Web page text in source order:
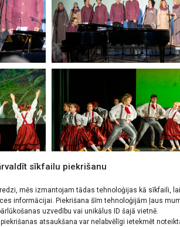
sīkfailu piekrišanu
mēs izmantojam tādas tehnoloģijas kā sīkfaili, lai
informācijai. Piekrišana šīm tehnoloģijām ļaus
uzvedību vai unikālus ID šajā vietnē.
atsaukšana var nelabvēlīgi ietekmēt